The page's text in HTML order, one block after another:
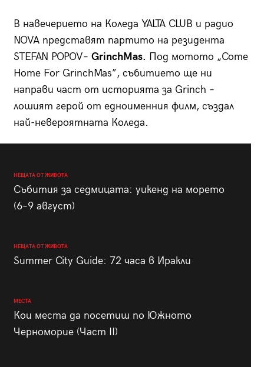
В навечерието на Коледа YALTA CLUB и радио
NOVA представят партито на резидента
STEFAN POPOV– GrinchMas. Под мотото „Come
Home For GrinchMas”, събитието ще ни
направи част от историята за Grinch –
лошият герой от едноименния филм, създал
най-невероятната Коледа.
НЕЩАТА ОТ ЖИВОТА
Събития за седмицата: уикенд на морето
(6–9 август)
НЕЩАТА ОТ ЖИВОТА
Summer City Guide: 72 часа в Иракли
МЕСТА
Кои места да посетиш по Южното
Черноморие (Част II)